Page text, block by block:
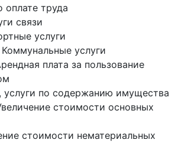
оплате труда
связи
услуги
услуги
плата за пользование
услуги по содержанию имущества
стоимости основных
стоимости нематериальных